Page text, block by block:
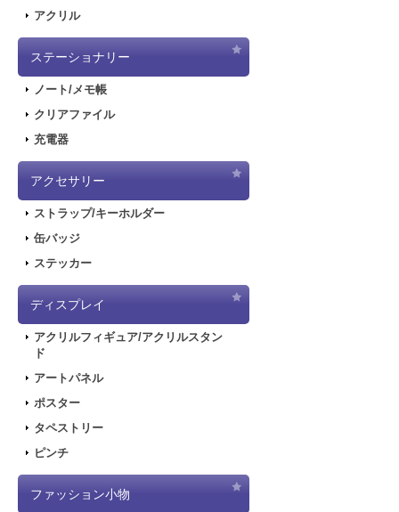
アクリル
ステーショナリー
ノート/メモ帳
クリアファイル
充電器
アクセサリー
ストラップ/キーホルダー
缶バッジ
ステッカー
ディスプレイ
アクリルフィギュア/アクリルスタン
ド
アートパネル
ポスター
タペストリー
ピンチ
ファッション小物